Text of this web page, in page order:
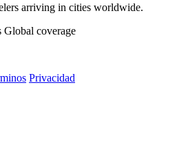
arriving in cities worldwide.
Global coverage
Privacidad